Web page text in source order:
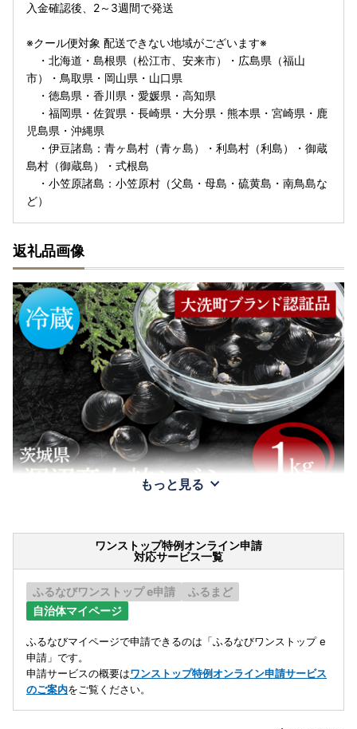
入金確認後、2～3週間で発送
※クール便対象 配送できない地域がございます※
・北海道・島根県（松江市、安来市）・広島県（福山
市）・鳥取県・岡山県・山口県
・徳島県・香川県・愛媛県・高知県
・福岡県・佐賀県・長崎県・大分県・熊本県・宮崎県・鹿
児島県・沖縄県
・伊豆諸島：青ヶ島村（青ヶ島）・利島村（利島）・御蔵
島村（御蔵島）・式根島
・小笠原諸島：小笠原村（父島・母島・硫黄島・南鳥島な
ど）
返礼品画像
もっと見る
ワンストップ特例オンライン申請
対応サービス一覧
ふるなびワンストップ e申請
ふるまど
自治体マイページ
ふるなびマイページで申請できるのは「ふるなびワンストップ e
申請」です。
申請サービスの概要はワンストップ特例オンライン申請サービス
のご案内をご覧ください。